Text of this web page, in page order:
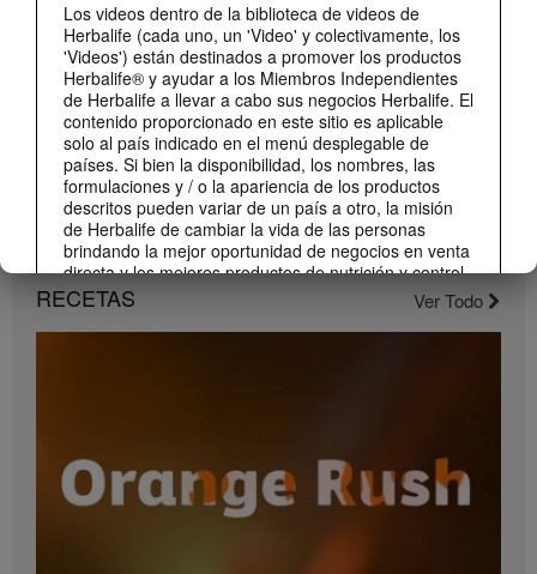
Los videos dentro de la biblioteca de videos de
Herbalife (cada uno, un 'Video' y colectivamente, los
'Videos') están destinados a promover los productos
Herbalife® y ayudar a los Miembros Independientes
de Herbalife a llevar a cabo sus negocios Herbalife. El
contenido proporcionado en este sitio es aplicable
solo al país indicado en el menú desplegable de
países. Si bien la disponibilidad, los nombres, las
formulaciones y / o la apariencia de los productos
descritos pueden variar de un país a otro, la misión
de Herbalife de cambiar la vida de las personas
brindando la mejor oportunidad de negocios en venta
directa y los mejores productos de nutrición y control
de peso son aplicable en todas partes.
Los Videos pueden incluir volúmenes de ventas o
son promedio; tampoco representan una garantía de
lo que ganará. Para obtener los datos de desempeño
financiero promedio más recientes aplicables a la
Región en la que realiza su negocio, consulte
1:22
Compártelo con todos tus clientes y conocidos.
RECETAS Ver Todo